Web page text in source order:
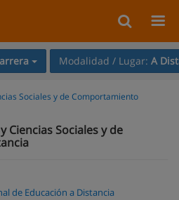
Modalidad / Lugar: A
Sociales y de Comportamiento
Ciencias Sociales y de
de Educación a Distancia